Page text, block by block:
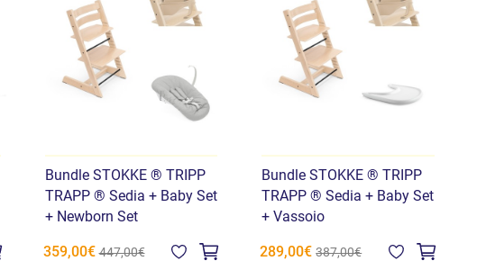
Bundle STOKKE ® TRIPP
TRAPP ® Sedia + Baby Set
+ Newborn Set
359,00€ 447,00€
Bundle STOKKE ® TRIPP
TRAPP ® Sedia + Baby Set
+ Vassoio
289,00€ 387,00€